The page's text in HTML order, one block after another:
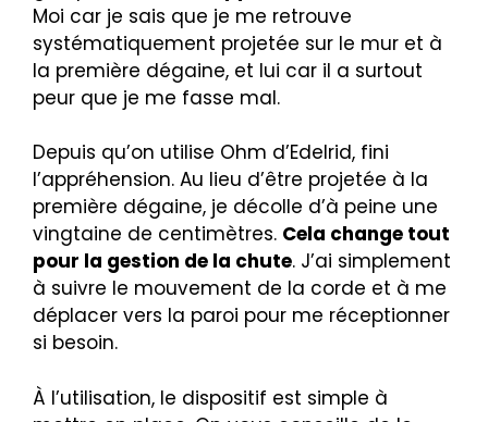
Moi car je sais que je me retrouve
systématiquement projetée sur le mur et à
la première dégaine, et lui car il a surtout
peur que je me fasse mal.
Depuis qu’on utilise Ohm d’Edelrid, fini
l’appréhension. Au lieu d’être projetée à la
première dégaine, je décolle d’à peine une
vingtaine de centimètres. Cela change tout
pour la gestion de la chute. J’ai simplement
à suivre le mouvement de la corde et à me
déplacer vers la paroi pour me réceptionner
si besoin.
À l’utilisation, le dispositif est simple à